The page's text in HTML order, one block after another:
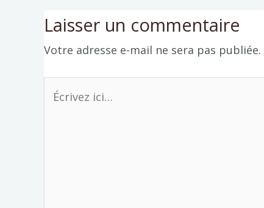
Laisser un commentaire
Votre adresse e-mail ne sera pas publiée.
Écrivez